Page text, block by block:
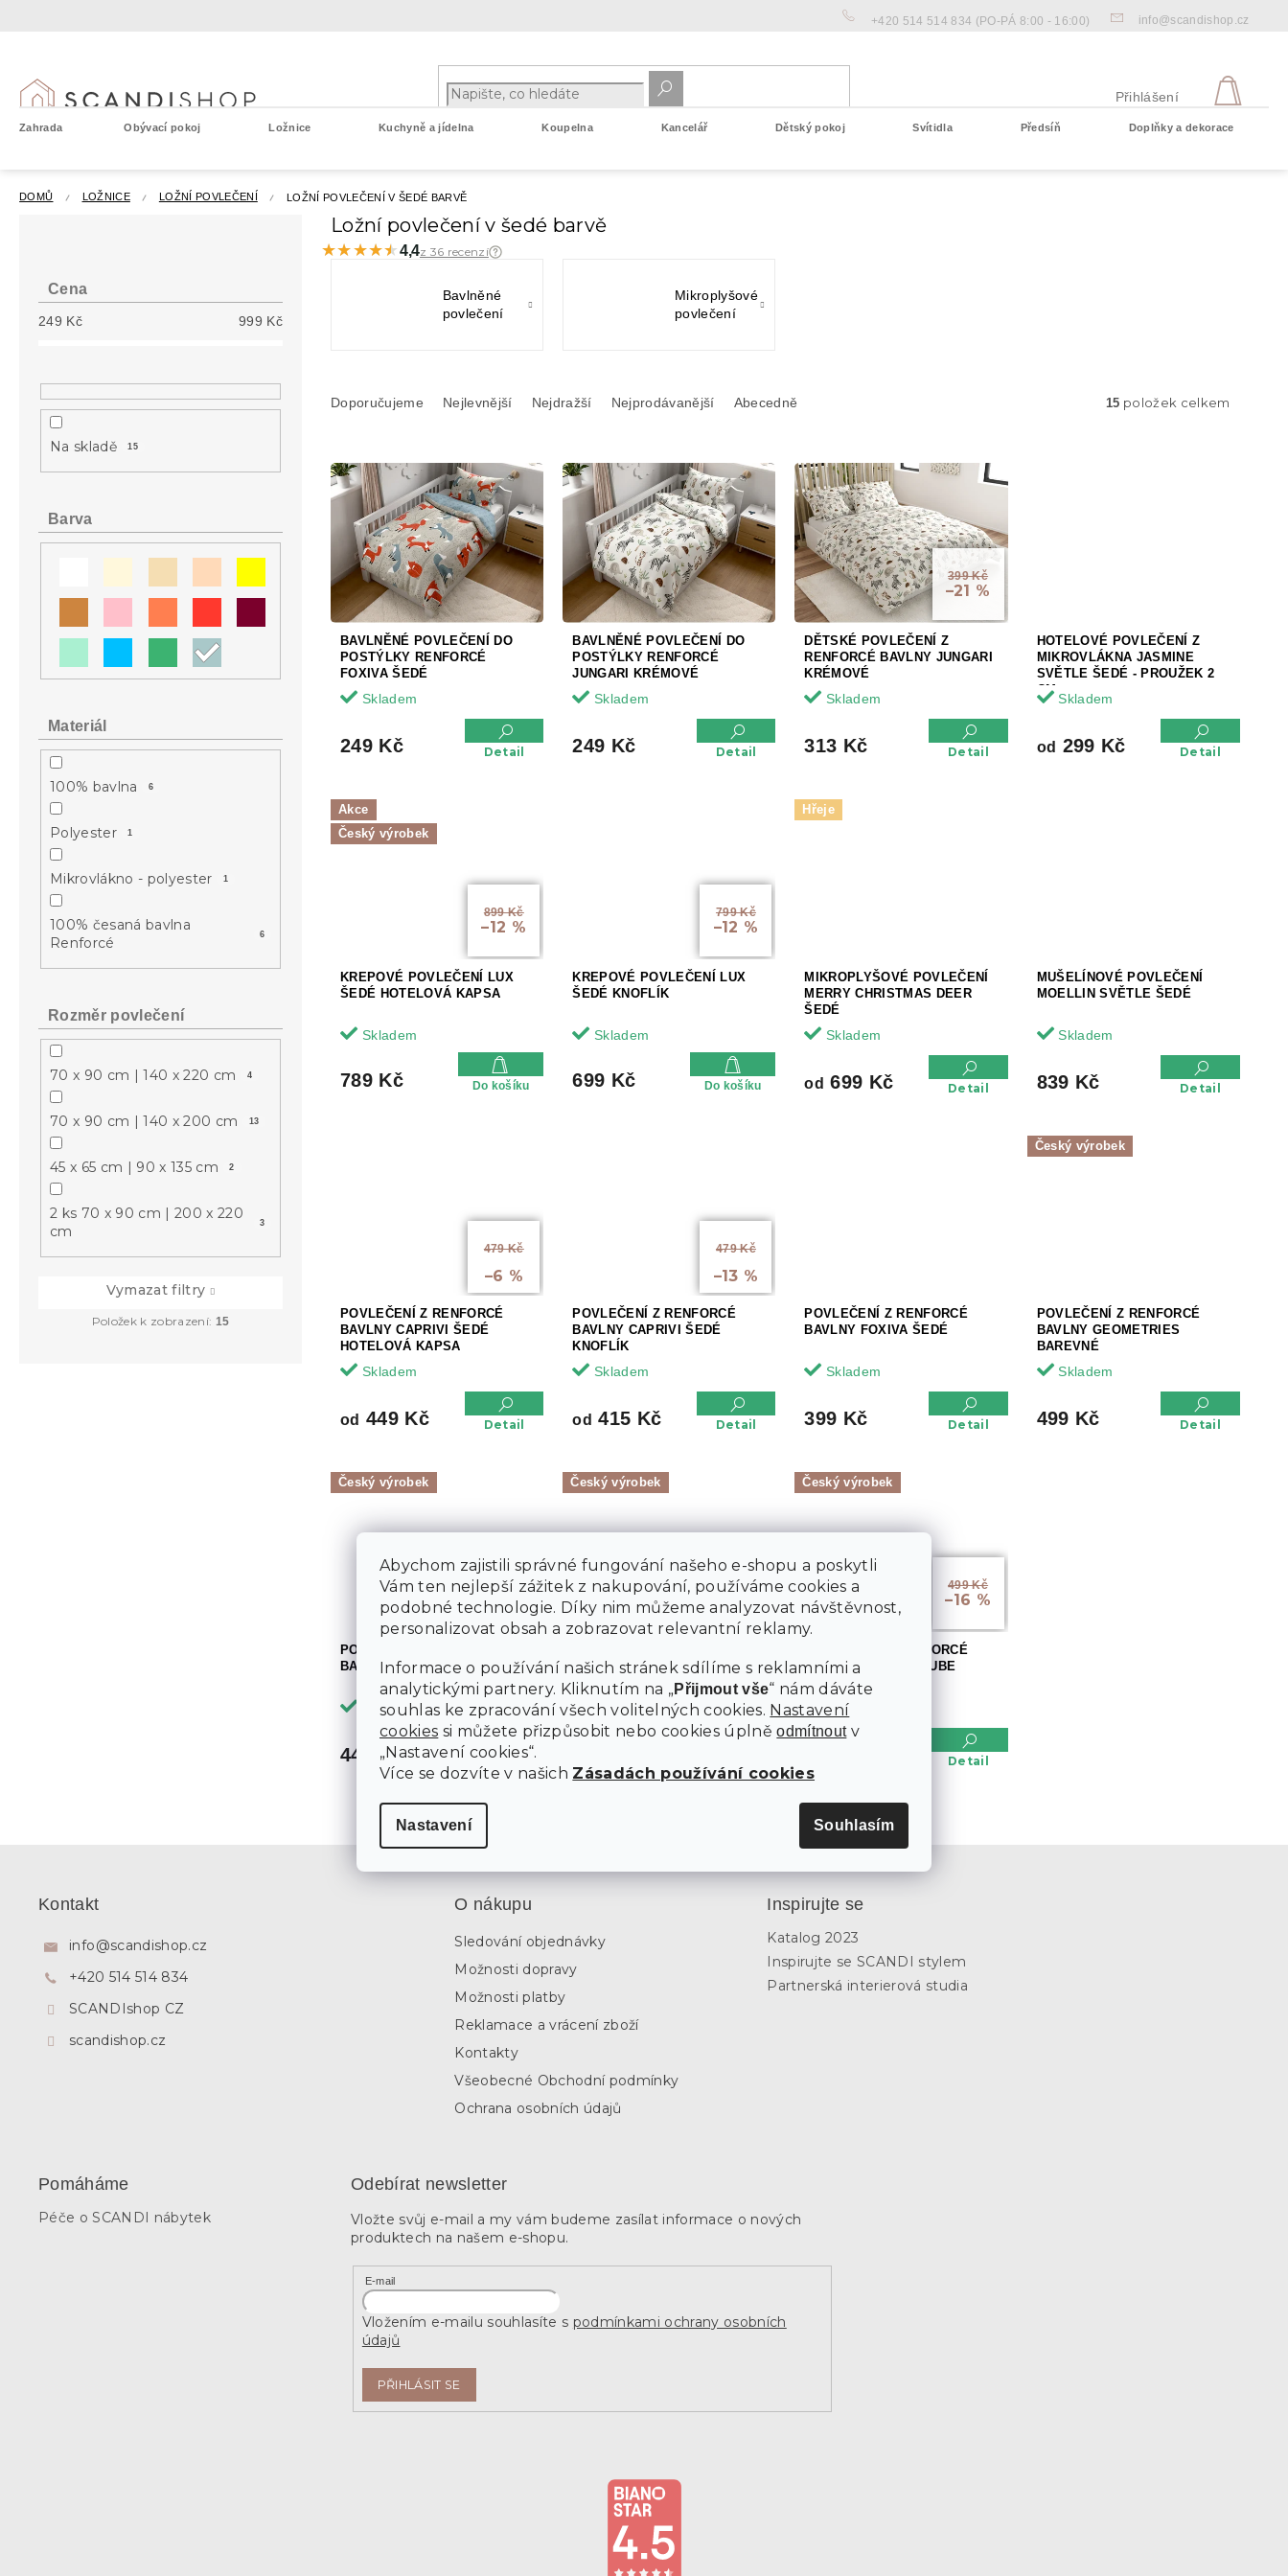
Abychom zajistili správné fungování našeho e-shopu a poskytli
Vám ten nejlepší zážitek z nakupování, používáme cookies a
podobné technologie. Díky nim můžeme analyzovat návštěvnost,
personalizovat obsah a zobrazovat relevantní reklamy.
Informace o používání našich stránek sdílíme s reklamními a
analytickými partnery. Kliknutím na „Přijmout vše“ nám dáváte
souhlas ke zpracování všech volitelných cookies. Nastavení
cookies si můžete přizpůsobit nebo cookies úplněodmítnoutv
„Nastavení cookies“.
Více se dozvíte v našich Zásadách používání cookies
Nastavení Souhlasím
+420 514 514 834 (PO-PÁ 8:00 - 16:00) info@scandishop.cz
Přihlášení
Zahrada Obývací pokoj Ložnice Kuchyně a jídelna Koupelna Kancelář Dětský pokoj Svítidla Předsíň Doplňky a dekorace
DOMŮ LOŽNICE LOŽNÍ POVLEČENÍ LOŽNÍ POVLEČENÍ V ŠEDÉ BARVĚ
Cena
249 Kč 999 Kč
Na skladě 15
Barva
Materiál
100% bavlna 6
Polyester 1
Mikrovlákno - polyester 1
100% česaná bavlna
Renforcé
6
Rozměr povlečení
70 x 90 cm | 140 x 220 cm 4
70 x 90 cm | 140 x 200 cm 13
45 x 65 cm | 90 x 135 cm 2
2 ks 70 x 90 cm | 200 x 220
cm
3
Vymazat filtry
Položek k zobrazení: 15
Ložní povlečení v šedé barvě
★★★★★
★★★★★4,4z 36 recenzí
Bavlněné
povlečení
Mikroplyšové
povlečení
n
p
u
k
Doporučujeme Nejlevnější Nejdražší Nejprodávanější Abecedně 15 položek celkem
V
ý
p
o
BAVLNĚNÉ POVLEČENÍ DO
POSTÝLKY RENFORCÉ
FOXIVA ŠEDÉ
Skladem
249 Kč Detail
BAVLNĚNÉ POVLEČENÍ DO
POSTÝLKY RENFORCÉ
JUNGARI KRÉMOVÉ
Skladem
249 Kč Detail
399 Kč
–21 %
DĚTSKÉ POVLEČENÍ Z
RENFORCÉ BAVLNY JUNGARI
KRÉMOVÉ
Skladem
313 Kč Detail
HOTELOVÉ POVLEČENÍ Z
MIKROVLÁKNA JASMINE
SVĚTLE ŠEDÉ - PROUŽEK 2
CM
Skladem
od 299 Kč Detail
Akce
Český výrobek
899 Kč
–12 %
KREPOVÉ POVLEČENÍ LUX
ŠEDÉ HOTELOVÁ KAPSA
Skladem
789 Kč Do košíku
799 Kč
–12 %
KREPOVÉ POVLEČENÍ LUX
ŠEDÉ KNOFLÍK
Skladem
699 Kč Do košíku
Hřeje
MIKROPLYŠOVÉ POVLEČENÍ
MERRY CHRISTMAS DEER
ŠEDÉ
Skladem
od 699 Kč Detail
MUŠELÍNOVÉ POVLEČENÍ
MOELLIN SVĚTLE ŠEDÉ
Skladem
839 Kč Detail
479 Kč
–6 %
POVLEČENÍ Z RENFORCÉ
BAVLNY CAPRIVI ŠEDÉ
HOTELOVÁ KAPSA
Skladem
od 449 Kč Detail
479 Kč
–13 %
POVLEČENÍ Z RENFORCÉ
BAVLNY CAPRIVI ŠEDÉ
KNOFLÍK
Skladem
od 415 Kč Detail
POVLEČENÍ Z RENFORCÉ
BAVLNY FOXIVA ŠEDÉ
Skladem
399 Kč Detail
Český výrobek
POVLEČENÍ Z RENFORCÉ
BAVLNY GEOMETRIES
BAREVNÉ
Skladem
499 Kč Detail
Český výrobek
499 Kč
–11 %
POVLEČENÍ Z RENFORCÉ
BAVLNY GRAY STRIPES ŠEDÉ
Skladem
440 Kč Detail
Český výrobek
BAVLNY HONEY COMB ŠEDÉ
Skladem
Český výrobek
499 Kč
–16 %
POVLEČENÍ Z RENFORCÉ
BAVLNY ORANGE KUBE
BAREVNÉ
Skladem
Detail
á
a
í
p
r
v
Kontakt
info@scandishop.cz
+420 514 514 834
SCANDIshop CZ
scandishop.cz
O nákupu
Sledování objednávky
Možnosti dopravy
Možnosti platby
Reklamace a vrácení zboží
Kontakty
Všeobecné Obchodní podmínky
Ochrana osobních údajů
Inspirujte se
Katalog 2023
Inspirujte se SCANDI stylem
Partnerská interierová studia
Pomáháme
Péče o SCANDI nábytek
Odebírat newsletter
Vložte svůj e-mail a my vám budeme zasílat informace o nových
produktech na našem e-shopu.
E-mail
Vložením e-mailu souhlasíte s podmínkami ochrany osobních
údajů
PŘIHLÁSIT SE